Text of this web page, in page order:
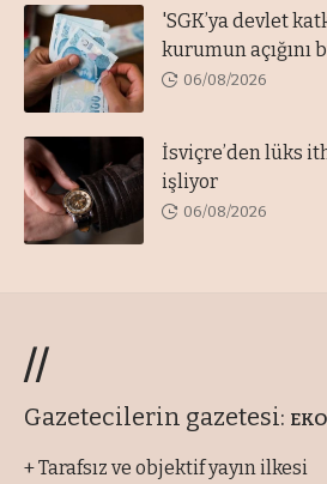
'SGK’ya devlet
kurumun açığını
06/08/2026
İsviçre’den lüks
işliyor
06/08/2026
//
Gazetecilerin gazetesi:
+ Tarafsız ve objektif yayın ilkesi